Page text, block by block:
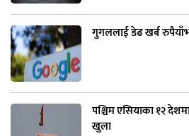
गुगललाई डेढ खर्ब
पश्चिम एसियाका १२
खुला